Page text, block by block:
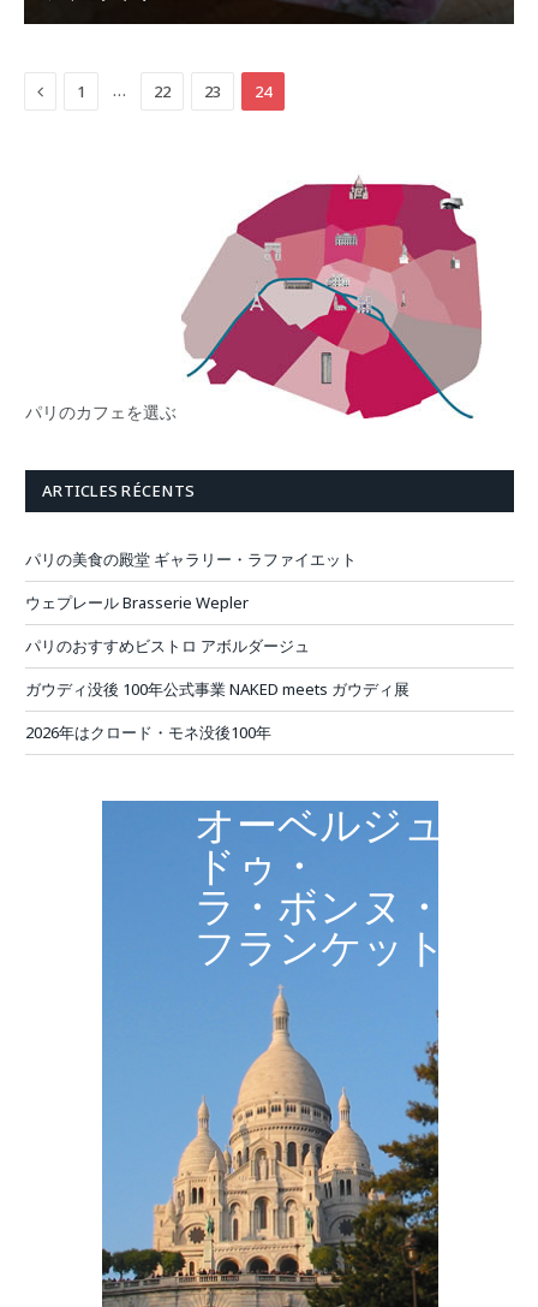
Previous
1 … 22 23 24
パリのカフェを選ぶ
ARTICLES RÉCENTS
パリの美食の殿堂 ギャラリー・ラファイエット
ウェプレール Brasserie Wepler
パリのおすすめビストロ アボルダージュ
ガウディ没後 100年公式事業 NAKED meets ガウディ展
2026年はクロード・モネ没後100年
オーベルジュ・
ドゥ・
ラ・ボンヌ・
フランケット